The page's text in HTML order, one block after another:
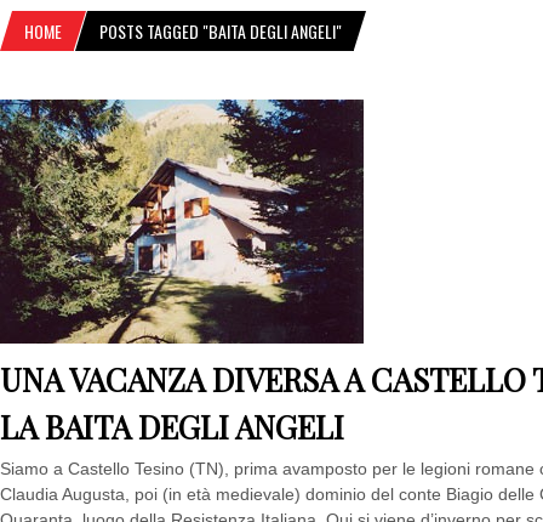
HOME POSTS TAGGED "BAITA DEGLI ANGELI"
UNA VACANZA DIVERSA A CASTELLO
LA BAITA DEGLI ANGELI
Siamo a Castello Tesino (TN), prima avamposto per le legioni romane
Claudia Augusta, poi (in età medievale) dominio del conte Biagio delle